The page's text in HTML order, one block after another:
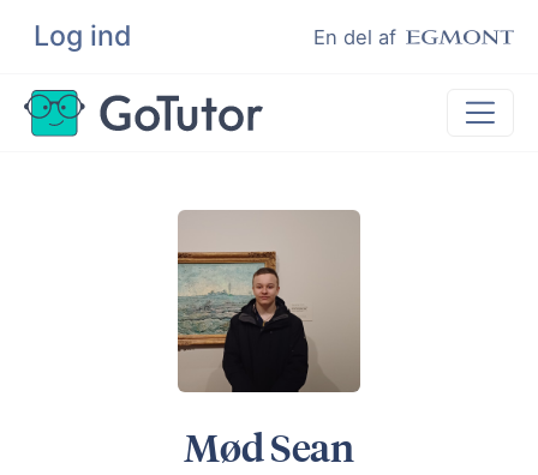
Log ind En del af
Søg
Lektiehjælp
Eksamenshjælp
Hjælp til ordblinde
Kundeudtalelser
Mød Sean